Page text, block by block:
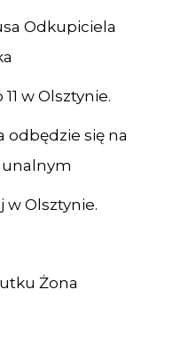
Odkupiciela
w Olsztynie.
odbędzie się na
w Olsztynie.
Żona